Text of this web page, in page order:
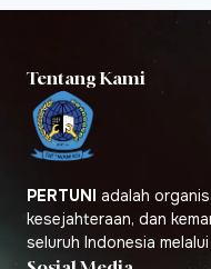
Tentang Kami
PERTUNI adalah
kesejahteraan, dan
seluruh Indonesia